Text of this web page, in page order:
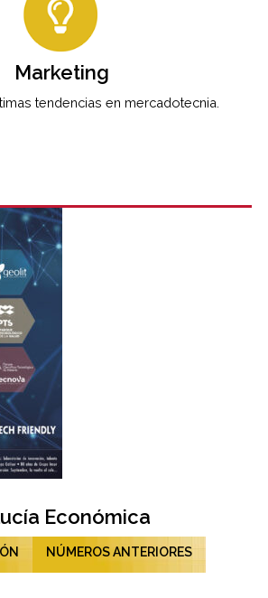
Marketing
tendencias en mercadotecnia.
Económica
NÚMEROS ANTERIORES